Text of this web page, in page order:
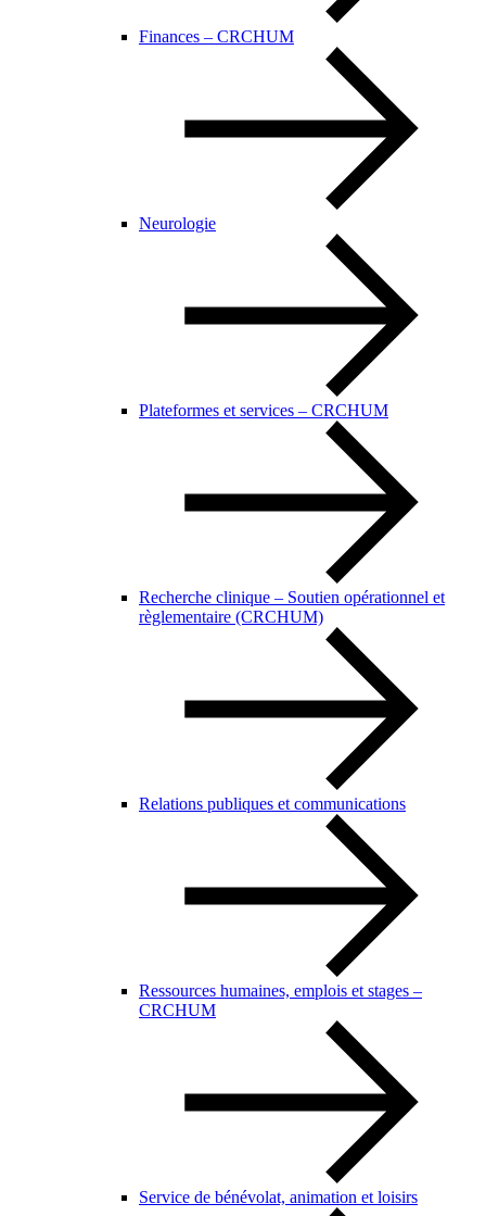
Finances – CRCHUM
Neurologie
Plateformes et services – CRCHUM
Recherche clinique – Soutien opérationnel et
règlementaire (CRCHUM)
Relations publiques et communications
Ressources humaines, emplois et stages –
CRCHUM
Service de bénévolat, animation et loisirs